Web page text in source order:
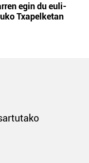
egin du euli-
Txapelketan